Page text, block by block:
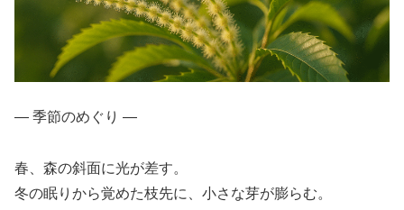
― 季節のめぐり ―
春、森の斜面に光が差す。
冬の眠りから覚めた枝先に、小さな芽が膨らむ。